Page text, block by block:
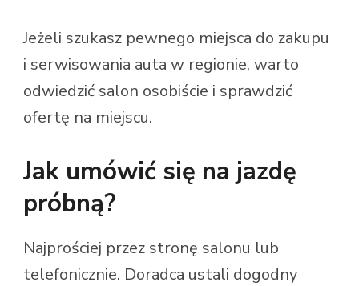
Jeżeli szukasz pewnego miejsca do zakupu
i serwisowania auta w regionie, warto
odwiedzić salon osobiście i sprawdzić
ofertę na miejscu.
Jak umówić się na jazdę
próbną?
Najprościej przez stronę salonu lub
telefonicznie. Doradca ustali dogodny